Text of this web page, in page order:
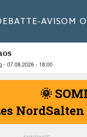
E-AVISOM
- 07.08.2026 - 18:00
🌞